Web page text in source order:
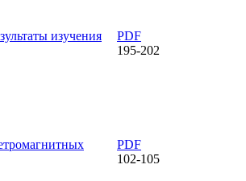
изучения
PDF
195-202
PDF
102-105